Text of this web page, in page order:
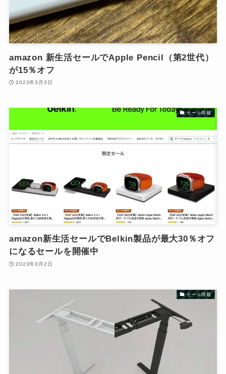
amazon 新生活セールでApple Pencil（第2世代）
が15％オフ
2023年3月3日
セール情報
amazon新生活セールでBelkin製品が最大30％オフ
になるセールを開催中
2023年3月2日
セール情報